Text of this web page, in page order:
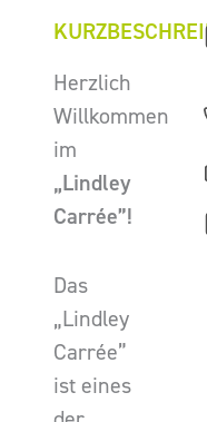
Herzlich
Willkommen
im
„Lindley
Carrée”!
Das
„Lindley
Carrée”
ist eines